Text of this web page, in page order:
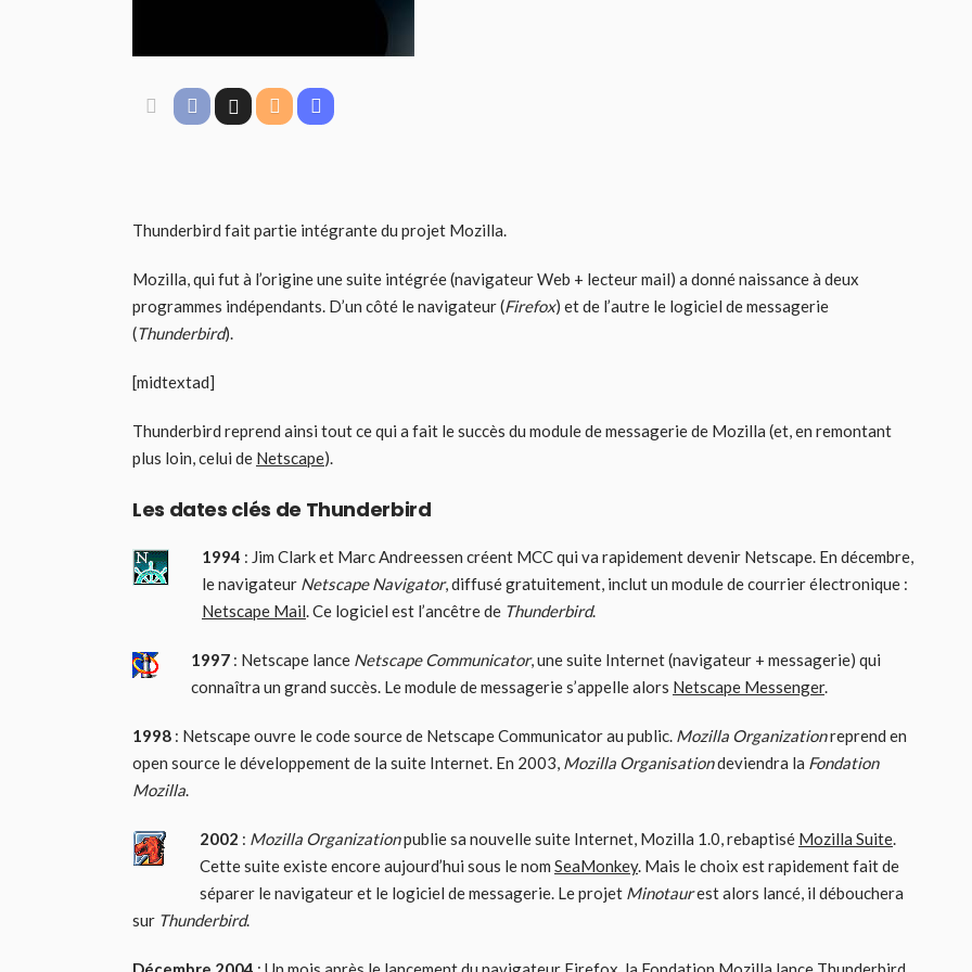
Thunderbird fait partie intégrante du projet Mozilla.
Mozilla, qui fut à l’origine une suite intégrée (navigateur Web + lecteur mail) a donné naissance à deux
programmes indépendants. D’un côté le navigateur (Firefox) et de l’autre le logiciel de messagerie
(Thunderbird).
[midtextad]
Thunderbird reprend ainsi tout ce qui a fait le succès du module de messagerie de Mozilla (et, en remontant
plus loin, celui de Netscape).
Les dates clés de Thunderbird
1994 : Jim Clark et Marc Andreessen créent MCC qui va rapidement devenir Netscape. En décembre,
le navigateur Netscape Navigator, diffusé gratuitement, inclut un module de courrier électronique :
Netscape Mail. Ce logiciel est l’ancêtre de Thunderbird.
1997 : Netscape lance Netscape Communicator, une suite Internet (navigateur + messagerie) qui
connaîtra un grand succès. Le module de messagerie s’appelle alors Netscape Messenger.
1998 : Netscape ouvre le code source de Netscape Communicator au public. Mozilla Organizationreprend en
open source le développement de la suite Internet. En 2003, Mozilla Organisationdeviendra la Fondation
Mozilla.
2002 : Mozilla Organizationpublie sa nouvelle suite Internet, Mozilla 1.0, rebaptisé Mozilla Suite.
Cette suite existe encore aujourd’hui sous le nom SeaMonkey. Mais le choix est rapidement fait de
séparer le navigateur et le logiciel de messagerie. Le projet Minotaurest alors lancé, il débouchera
sur Thunderbird.